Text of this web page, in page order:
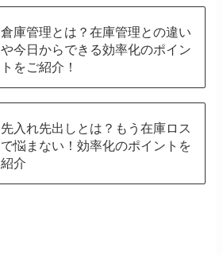
倉庫管理とは？在庫管理との違い
や今日からできる効率化のポイン
トをご紹介！
先入れ先出しとは？もう在庫ロス
で悩まない！効率化のポイントを
紹介